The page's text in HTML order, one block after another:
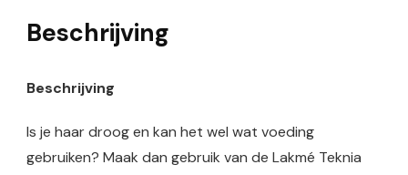
Beschrijving
Beschrijving
Is je haar droog en kan het wel wat voeding
gebruiken? Maak dan gebruik van de Lakmé Teknia